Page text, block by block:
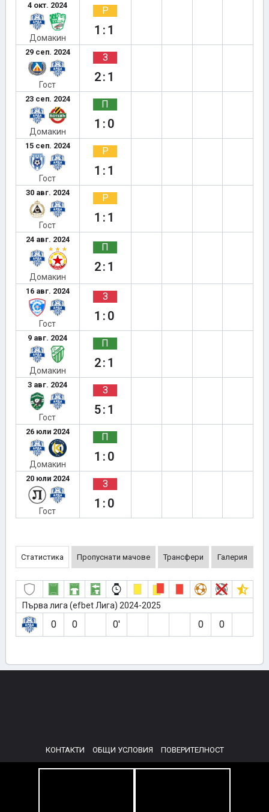
4 окт. 2024
Домакин
Р
1:1
29 сеп. 2024
Гост
З
2:1
23 сеп. 2024
Домакин
П
1:0
15 сеп. 2024
Гост
Р
1:1
30 авг. 2024
Гост
Р
1:1
24 авг. 2024
Домакин
П
2:1
16 авг. 2024
Гост
З
1:0
9 авг. 2024
Домакин
П
2:1
3 авг. 2024
Гост
З
5:1
26 юли 2024
Домакин
П
1:0
20 юли 2024
Гост
З
1:0
Статистика Пропуснати мачове Трансфери Галерия
Първа лига (efbet Лига) 2024-2025
0 0 0′ 0 0
КОНТАКТИ ОБЩИ УСЛОВИЯ ПОВЕРИТЕЛНОСТ